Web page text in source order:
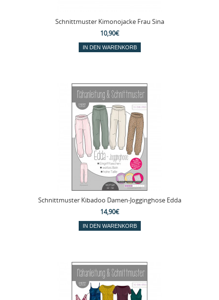
Schnittmuster Kimonojacke Frau Sina
10,90€
Schnittmuster Kibadoo Damen-Jogginghose Edda
14,90€